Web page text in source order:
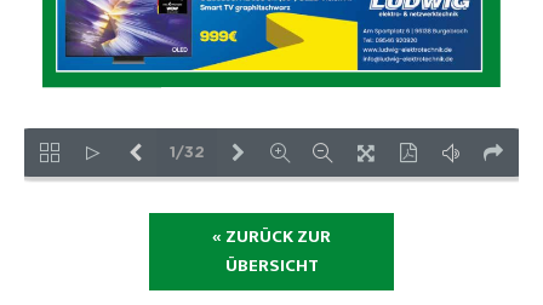
« ZURÜCK ZUR
ÜBERSICHT